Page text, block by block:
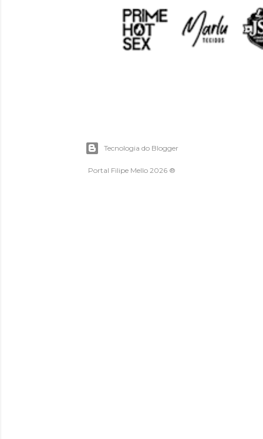
Tecnologia do Blogger
Portal Filipe Mello 2026 ®